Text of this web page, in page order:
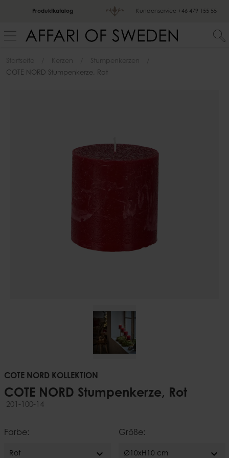
Produktkatalog Kundenservice +46 479 155 55
Startseite Kerzen
Stumpenkerzen
COTE NORD Stumpenkerze, Rot
COTE NORD KOLLEKTION
COTE NORD Stumpenkerze, Rot
201-100-14
Farbe:
Rot expand_more
Größe:
Ø10xH10 cm expand_more